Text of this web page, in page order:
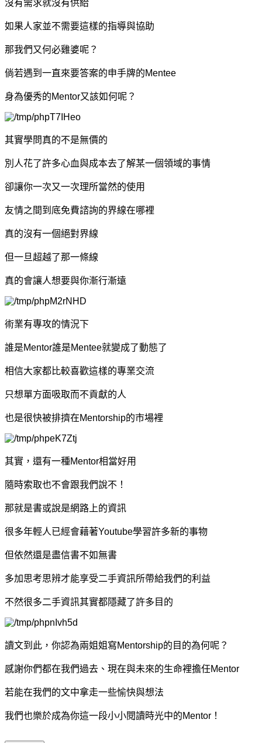
沒有需求就沒有供給
如果人家並不需要這樣的指導與協助
那我們又何必雞婆呢？
倘若遇到一直來要答案的申手牌的Mentee
身為優秀的Mentor又該如何呢？
其實學問真的不是無價的
別人花了許多心血與成本去了解某一個領域的事情
卻讓你一次又一次理所當然的使用
友情之間到底免費諮詢的界線在哪裡
真的沒有一個絕對界線
但一旦超越了那一條線
真的會讓人想要與你漸行漸遠
術業有專攻的情況下
誰是Mentor誰是Mentee就變成了動態了
相信大家都比較喜歡這樣的專業交流
只想單方面吸取而不貢獻的人
也是很快被排擠在Mentorship的市場裡
其實，還有一種Mentor相當好用
隨時索取也不會跟我們說不！
那就是書或說是網路上的資訊
很多年輕人已經會藉著Youtube學習許多新的事物
但依然還是盡信書不如無書
多加思考思辨才能享受二手資訊所帶給我們的利益
不然很多二手資訊其實都隱藏了許多目的
讀文到此，你認為兩姐姐寫Mentorship的目的為何呢？
感謝你們都在我們過去、現在與未來的生命裡擔任Mentor
若能在我們的文中拿走一些愉快與想法
我們也樂於成為你這一段小小閱讀時光中的Mentor！